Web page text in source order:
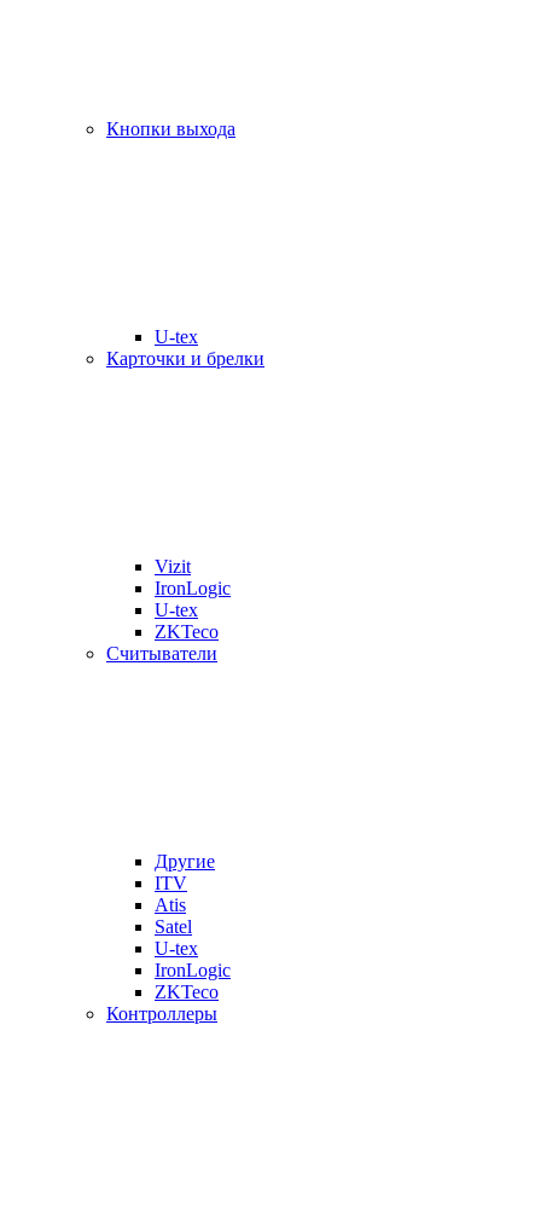
Кнопки выхода
U-tex
Карточки и брелки
Vizit
IronLogic
U-tex
ZKTeco
Считыватели
Другие
ITV
Atis
Satel
U-tex
IronLogic
ZKTeco
Контроллеры